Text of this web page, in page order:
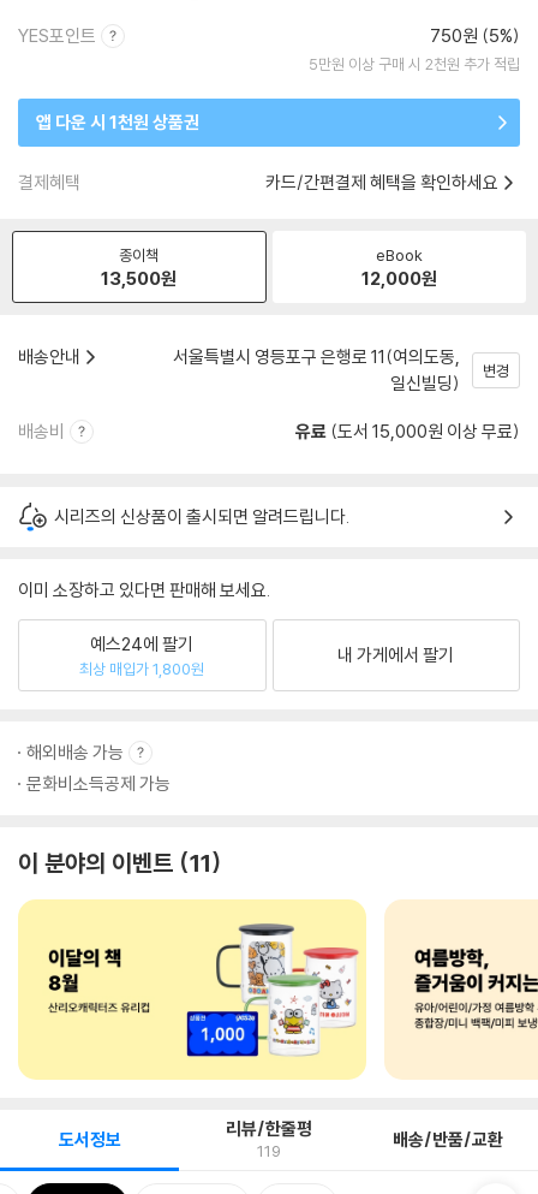
YES포인트 750원 (5%)
5만원 이상 구매 시 2천원 추가 적립
앱 다운 시 1천원 상품권
결제혜택 카드/간편결제 혜택을 확인하세요
종이책
13,500원
eBook
12,000원
배송안내
서울특별시 영등포구 은행로 11(여의도동,
일신빌딩)
변경
배송비 유료 (도서 15,000원 이상 무료)
시리즈의 신상품이 출시되면 알려드립니다.
이미 소장하고 있다면 판매해 보세요.
예스24에 팔기
최상 매입가 1,800원
내 가게에서 팔기
해외배송 가능
문화비소득공제 가능
이 분야의 이벤트 11
도서정보 리뷰/한줄평
119 배송/반품/교환